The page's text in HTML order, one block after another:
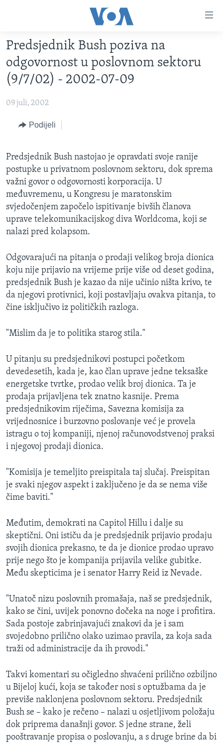
glavni
sadržaj
Pređi
na
glavnu
navigaciju
TV PROGRAM
VIDEO
FOTOGRAFIJE DANA
VIJESTI
SJEDINJENE AMERIČKE DRŽAVE
SVIJET
NAUKA I TEHNOLOGIJA
KORUPCIJA
SLOBODA MEDIJA
ŽENSKA STRANA
IZBJEGLIČKA STRANA
MAGAZIN
O GLASU AMERIKE
Learning English
PRATITE NAS
Predsjednik Bush poziva na
odgovornost u poslovnom sektoru
(9/7/02) - 2002-07-09
09 juli, 2002
Podijeli
Predsjednik Bush nastojao je opravdati svoje ranije
postupke u privatnom poslovnom sektoru, dok sprema
važni govor o odgovornosti korporacija. U
međuvremenu, u Kongresu je maratonskim
svjedočenjem započelo ispitivanje bivših članova
uprave telekomunikacijskog diva Worldcoma, koji se
nalazi pred kolapsom.
Odgovarajući na pitanja o prodaji velikog broja dionica
koju nije prijavio na vrijeme prije više od deset godina,
predsjednik Bush je kazao da nije učinio ništa krivo, te
da njegovi protivnici, koji postavljaju ovakva pitanja, to
čine isključivo iz političkih razloga.
"Mislim da je to politika starog stila."
U pitanju su predsjednikovi postupci početkom
devedesetih, kada je, kao član uprave jedne teksaške
energetske tvrtke, prodao velik broj dionica. Ta je
prodaja prijavljena tek znatno kasnije. Prema
predsjednikovim riječima, Savezna komisija za
vrijednosnice i burzovno poslovanje već je provela
istragu o toj kompaniji, njenoj računovodstvenoj praksi
i njegovoj prodaji dionica.
"Komisija je temeljito preispitala taj slučaj. Preispitan
je svaki njegov aspekt i zaključeno je da se nema više
čime baviti."
Međutim, demokrati na Capitol Hillu i dalje su
skeptični. Oni ističu da je predsjednik prijavio prodaju
svojih dionica prekasno, te da je dionice prodao upravo
prije nego što je kompanija prijavila velike gubitke.
Među skepticima je i senator Harry Reid iz Nevade.
"Unatoč nizu poslovnih promašaja, naš se predsjednik,
kako se čini, uvijek ponovno dočeka na noge i profitira.
Sada postoje zabrinjavajući znakovi da je i sam
svojedobno prilično olako uzimao pravila, za koja sada
traži od administracije da ih provodi."
Takvi komentari su očigledno shvaćeni prilično ozbiljno
u Bijeloj kući, koja se također nosi s optužbama da je
previše naklonjena poslovnom sektoru. Predsjednik
Bush se – kako je rečeno – nalazi u osjetljivom položaju
dok priprema današnji govor. S jedne strane, želi
pooštravanje propisa o poslovanju, a s druge brine da bi